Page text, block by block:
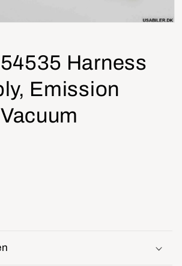
Harness
Emission